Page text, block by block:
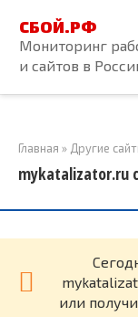
контенту
СБОЙ.РФ
Мониторинг
и сайтов в
Главная » Другие
mykatalizator.ru
или